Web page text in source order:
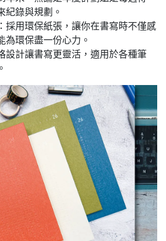
紀錄與規劃。
採用環保紙張，讓你在書寫時不僅感
為環保盡一份心力。
設計讓書寫更靈活，適用於各種筆